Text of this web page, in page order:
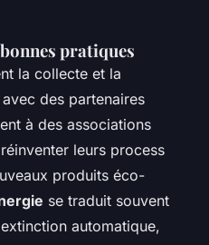
pratiques
la collecte et la
des partenaires
à des associations
leurs process
produits éco-
se traduit souvent
automatique,